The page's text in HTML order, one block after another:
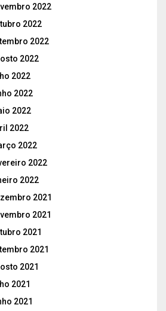
2022
2022
2022
2022
2022
2022
2022
2022
2022
2022
2022
2021
2021
2021
2021
2021
2021
2021